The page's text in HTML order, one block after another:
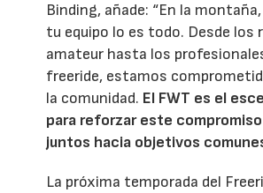
Binding, añade: “En la
tu equipo lo es todo. Desde los
amateur hasta los
freeride, estamos
la comunidad. El FWT es el
para reforzar este
juntos hacia objetivos
La próxima temporada del